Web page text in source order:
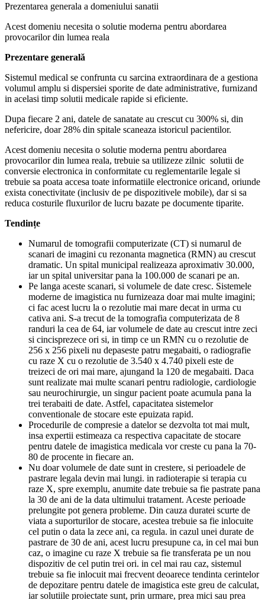
Prezentarea generala a domeniului sanatii
Acest domeniu necesita o solutie moderna pentru abordarea
provocarilor din lumea reala
Prezentare generală
Sistemul medical se confrunta cu sarcina extraordinara de a gestiona
volumul amplu si dispersiei sporite de date administrative, furnizand
in acelasi timp solutii medicale rapide si eficiente.
Dupa fiecare 2 ani, datele de sanatate au crescut cu 300% si, din
nefericire, doar 28% din spitale scaneaza istoricul pacientilor.
Acest domeniu necesita o solutie moderna pentru abordarea
provocarilor din lumea reala, trebuie sa utilizeze zilnic solutii de
conversie electronica in conformitate cu reglementarile legale si
trebuie sa poata accesa toate informatiile electronice oricand, oriunde
exista conectivitate (inclusiv de pe dispozitivele mobile), dar si sa
reduca costurile fluxurilor de lucru bazate pe documente tiparite.
Tendințe
Numarul de tomografii computerizate (CT) si numarul de
scanari de imagini cu rezonanta magnetica (RMN) au crescut
dramatic. Un spital municipal realizeaza aproximativ 30.000,
iar un spital universitar pana la 100.000 de scanari pe an.
Pe langa aceste scanari, si volumele de date cresc. Sistemele
moderne de imagistica nu furnizeaza doar mai multe imagini;
ci fac acest lucru la o rezolutie mai mare decat in urma cu
cativa ani. S-a trecut de la tomografia computerizata de 8
randuri la cea de 64, iar volumele de date au crescut intre zeci
si cincisprezece ori si, in timp ce un RMN cu o rezolutie de
256 x 256 pixeli nu depaseste patru megabaiti, o radiografie
cu raze X cu o rezolutie de 3.540 x 4.740 pixeli este de
treizeci de ori mai mare, ajungand la 120 de megabaiti. Daca
sunt realizate mai multe scanari pentru radiologie, cardiologie
sau neurochirurgie, un singur pacient poate acumula pana la
trei terabaiti de date. Astfel, capacitatea sistemelor
conventionale de stocare este epuizata rapid.
Procedurile de compresie a datelor se dezvolta tot mai mult,
insa expertii estimeaza ca respectiva capacitate de stocare
pentru datele de imagistica medicala vor creste cu pana la 70-
80 de procente in fiecare an.
Nu doar volumele de date sunt in crestere, si perioadele de
pastrare legala devin mai lungi. in radioterapie si terapia cu
raze X, spre exemplu, anumite date trebuie sa fie pastrate pana
la 30 de ani de la data ultimului tratament. Aceste perioade
prelungite pot genera probleme. Din cauza duratei scurte de
viata a suporturilor de stocare, acestea trebuie sa fie inlocuite
cel putin o data la zece ani, ca regula. in cazul unei durate de
pastrare de 30 de ani, acest lucru presupune ca, in cel mai bun
caz, o imagine cu raze X trebuie sa fie transferata pe un nou
dispozitiv de cel putin trei ori. in cel mai rau caz, sistemul
trebuie sa fie inlocuit mai frecvent deoarece tendinta cerintelor
de depozitare pentru datele de imagistica este greu de calculat,
iar solutiile proiectate sunt, prin urmare, prea mici sau prea